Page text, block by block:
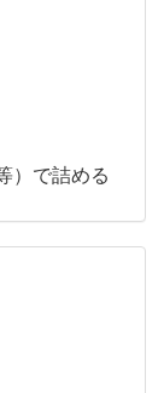
）で詰める